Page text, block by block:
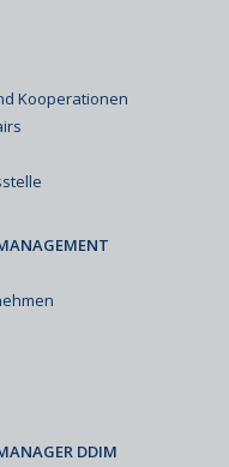
Kooperationen
DDIM